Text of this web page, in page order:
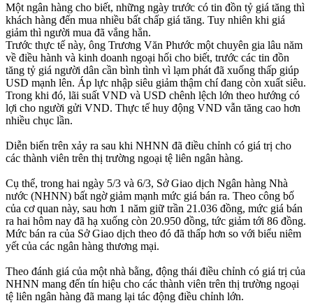
Một ngân hàng cho biết, những ngày trước có tin đồn tỷ giá tăng thì
khách hàng đến mua nhiều bất chấp giá tăng. Tuy nhiên khi giá
giảm thì người mua đã vắng hẳn.
Trước thực tế này, ông Trương Văn Phước một chuyên gia lâu năm
về điều hành và kinh doanh ngoại hối cho biết, trước các tin đồn
tăng tỷ giá người dân cần bình tình vì lạm phát đã xuống thấp giúp
USD mạnh lên. Áp lực nhập siêu giảm thậm chí đang còn xuất siêu.
Trong khi đó, lãi suất VND và USD chênh lệch lớn theo hướng có
lợi cho người gửi VND. Thực tế huy động VND vẫn tăng cao hơn
nhiều chục lần.
Diễn biến trên xảy ra sau khi NHNN đã điều chỉnh có giá trị cho
các thành viên trên thị trường ngoại tệ liên ngân hàng.
Cụ thể, trong hai ngày 5/3 và 6/3, Sở Giao dịch Ngân hàng Nhà
nước (NHNN) bất ngờ giảm mạnh mức giá bán ra. Theo công bố
của cơ quan này, sau hơn 1 năm giữ trần 21.036 đồng, mức giá bán
ra hai hôm nay đã hạ xuống còn 20.950 đồng, tức giảm tới 86 đồng.
Mức bán ra của Sở Giao dịch theo đó đã thấp hơn so với biểu niêm
yết của các ngân hàng thương mại.
Theo đánh giá của một nhà bằng, động thái điều chỉnh có giá trị của
NHNN mang đến tín hiệu cho các thành viên trên thị trường ngoại
tệ liên ngân hàng đã mang lại tác động điều chỉnh lớn.